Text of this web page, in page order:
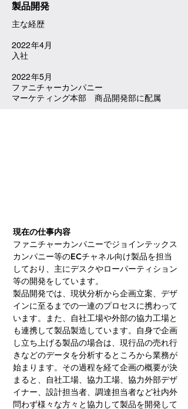
製品開発
主な経歴
2022年4月
入社
2022年5月
ファニチャーカンパニー
マーケティング本部 商品開発部に配属
現在の仕事内容
ファニチャーカンパニーでジョインテックス
カンパニー等のECチャネル向け製品を担当
しており、主にデスクやローパーティション
等の開発をしています。
製品開発では、現状分析から企画立案、デザ
インに至るまでの一連のプロセスに携わって
います。また、自社工場や外部の協力工場と
も連携して製品製造しています。自身で企画
し立ち上げる製品の場合は、現行品の売れ行
きなどのデータを分析するところから業務が
始まります。その過程を経て企画の概要が決
まると、自社工場、協力工場、協力外部デザ
イナー、設計担当者、調達担当者など社内外
問わず様々な方々と協力して製品を開発して